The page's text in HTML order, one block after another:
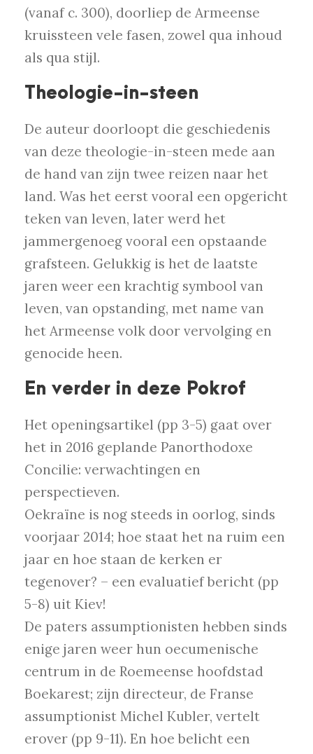
(vanaf c. 300), doorliep de Armeense
kruissteen vele fasen, zowel qua inhoud
als qua stijl.
Theologie-in-steen
De auteur doorloopt die geschiedenis
van deze theologie-in-steen mede aan
de hand van zijn twee reizen naar het
land. Was het eerst vooral een opgericht
teken van leven, later werd het
jammergenoeg vooral een opstaande
grafsteen. Gelukkig is het de laatste
jaren weer een krachtig symbool van
leven, van opstanding, met name van
het Armeense volk door vervolging en
genocide heen.
En verder in deze Pokrof
Het openingsartikel (pp 3-5) gaat over
het in 2016 geplande Panorthodoxe
Concilie: verwachtingen en
perspectieven.
Oekraïne is nog steeds in oorlog, sinds
voorjaar 2014; hoe staat het na ruim een
jaar en hoe staan de kerken er
tegenover? – een evaluatief bericht (pp
5-8) uit Kiev!
De paters assumptionisten hebben sinds
enige jaren weer hun oecumenische
centrum in de Roemeense hoofdstad
Boekarest; zijn directeur, de Franse
assumptionist Michel Kubler, vertelt
erover (pp 9-11). En hoe belicht een